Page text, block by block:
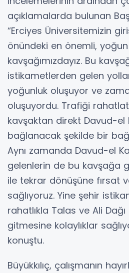
açıklamalarda bulunan
“Erciyes Üniversitemizin
önündeki en önemli,
kavşağımızdayız. Bu
istikametlerden gelen
yoğunluk oluşuyor ve
oluşuyordu. Trafiği
kavşaktan direkt Davud-el
bağlanacak şekilde bir
Aynı zamanda Davud-el
gelenlerin de bu kavşağa
ile tekrar dönüşüne fırsat
sağlıyoruz. Yine şehir
rahatlıkla Talas ve Ali
gitmesine kolaylıklar
konuştu.
Büyükkılıç, çalışmanın